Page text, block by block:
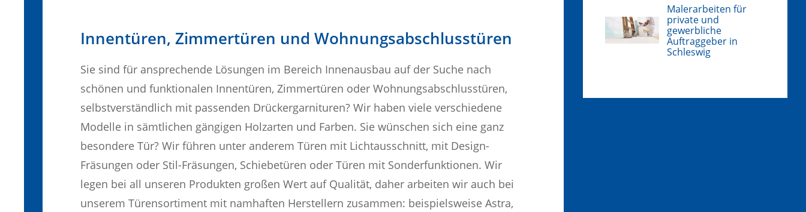
Innentüren, Zimmertüren und Wohnungsabschlusstüren
Sie sind für ansprechende Lösungen im Bereich Innenausbau auf der Suche nach
schönen und funktionalen Innentüren, Zimmertüren oder Wohnungsabschlusstüren,
selbstverständlich mit passenden Drückergarnituren? Wir haben viele verschiedene
Modelle in sämtlichen gängigen Holzarten und Farben. Sie wünschen sich eine ganz
besondere Tür? Wir führen unter anderem Türen mit Lichtausschnitt, mit Design-
Fräsungen oder Stil-Fräsungen, Schiebetüren oder Türen mit Sonderfunktionen. Wir
legen bei all unseren Produkten großen Wert auf Qualität, daher arbeiten wir auch bei
unserem Türensortiment mit namhaften Herstellern zusammen: beispielsweise Astra,
Malerarbeiten für
private und
gewerbliche
Auftraggeber in
Schleswig